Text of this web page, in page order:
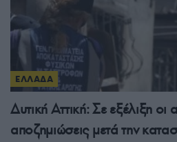
ΕΛΛΑΔΑ
Δυτική Αττική: Σε εξέλιξη οι
αποζημιώσεις μετά την